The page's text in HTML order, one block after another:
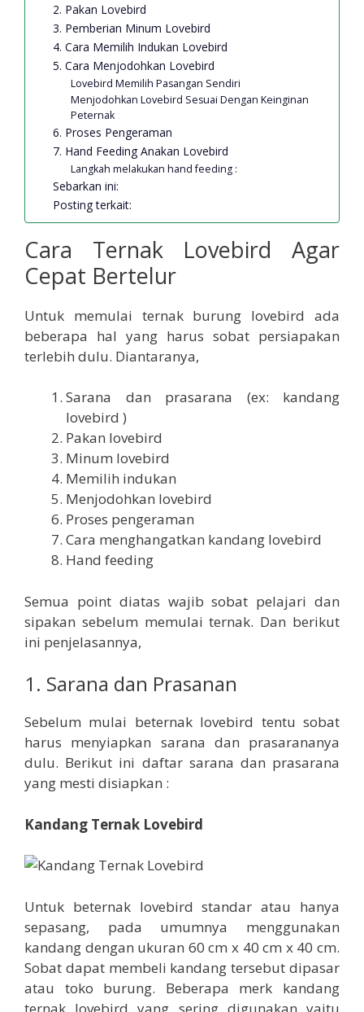
2. Pakan Lovebird
3. Pemberian Minum Lovebird
4. Cara Memilih Indukan Lovebird
5. Cara Menjodohkan Lovebird
Lovebird Memilih Pasangan Sendiri
Menjodohkan Lovebird Sesuai Dengan Keinginan
Peternak
6. Proses Pengeraman
7. Hand Feeding Anakan Lovebird
Langkah melakukan hand feeding :
Sebarkan ini:
Posting terkait:
Cara Ternak Lovebird Agar
Cepat Bertelur
Untuk memulai ternak burung lovebird ada
beberapa hal yang harus sobat persiapakan
terlebih dulu. Diantaranya,
Sarana dan prasarana (ex: kandang
lovebird )
Pakan lovebird
Minum lovebird
Memilih indukan
Menjodohkan lovebird
Proses pengeraman
Cara menghangatkan kandang lovebird
Hand feeding
Semua point diatas wajib sobat pelajari dan
sipakan sebelum memulai ternak. Dan berikut
ini penjelasannya,
1. Sarana dan Prasanan
Sebelum mulai beternak lovebird tentu sobat
harus menyiapkan sarana dan prasarananya
dulu. Berikut ini daftar sarana dan prasarana
yang mesti disiapkan :
Kandang Ternak Lovebird
Untuk beternak lovebird standar atau hanya
sepasang, pada umumnya menggunakan
kandang dengan ukuran 60 cm x 40 cm x 40 cm.
Sobat dapat membeli kandang tersebut dipasar
atau toko burung. Beberapa merk kandang
ternak lovebird yang sering digunakan yaitu